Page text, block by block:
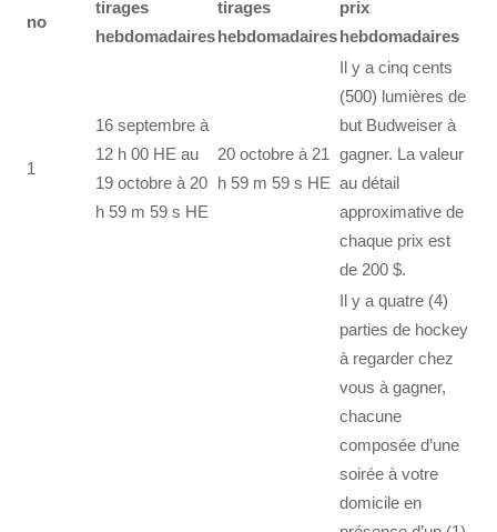
no
tirages
hebdomadaires
tirages
hebdomadaires
prix
hebdomadaires
1
16 septembre à
12 h 00 HE au
19 octobre à 20
h 59 m 59 s HE
20 octobre à 21
h 59 m 59 s HE
Il y a cinq cents
(500) lumières de
but Budweiser à
gagner. La valeur
au détail
approximative de
chaque prix est
de 200 $.
Il y a quatre (4)
parties de hockey
à regarder chez
vous à gagner,
chacune
composée d’une
soirée à votre
domicile en